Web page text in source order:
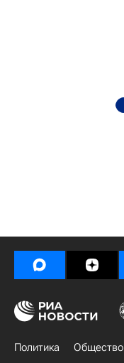
Политика Общество